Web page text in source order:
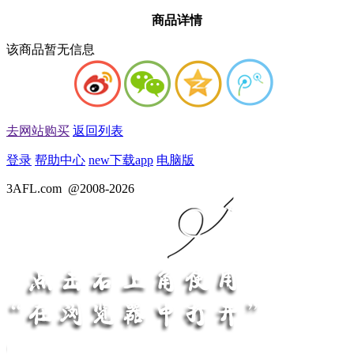
商品详情
该商品暂无信息
去网站购买 返回列表
登录 帮助中心 new下载app 电脑版
3AFL.com @2008-2026